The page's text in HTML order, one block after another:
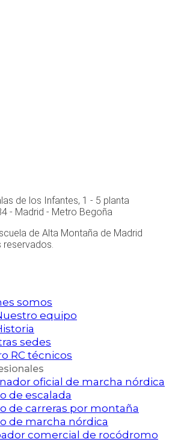
de los Infantes, 1 - 5 planta
- Madrid - Metro Begoña
de Alta Montaña de Madrid
somos
equipo
sedes
RC técnicos
oficial de marcha nórdica
de escalada
de carreras por montaña
de marcha nórdica
comercial de rocódromo